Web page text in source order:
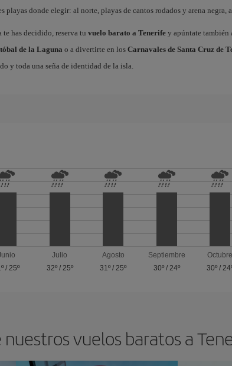
playas donde elegir: al norte, playas de cantos rodados y arena negra,
te has decidido, reserva tu vuelo barato a Tenerifey apúntate también
de la Laguna o a divertirte en los Carnavales de Santa Cruz de
y toda una seña de identidad de la isla.
/25º
Julio
32º/ 25º
Agosto
31º /25º
Septiembre
30º/ 24º
Octubre
30º /
vuelos baratos a